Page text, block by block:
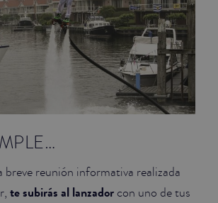
breve reunión informativa realizada
te subirás al lanzador con uno de tus